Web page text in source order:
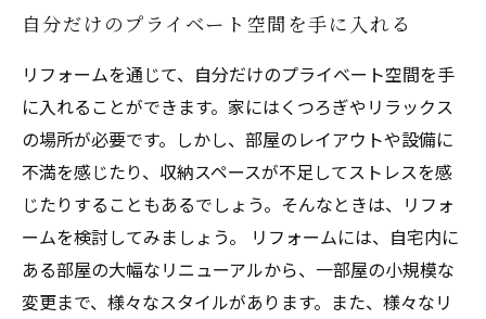
自分だけのプライベート空間を手に入れる
リフォームを通じて、自分だけのプライベート空間を手
に入れることができます。家にはくつろぎやリラックス
の場所が必要です。しかし、部屋のレイアウトや設備に
不満を感じたり、収納スペースが不足してストレスを感
じたりすることもあるでしょう。そんなときは、リフォ
ームを検討してみましょう。 リフォームには、自宅内に
ある部屋の大幅なリニューアルから、一部屋の小規模な
変更まで、様々なスタイルがあります。また、様々なリ